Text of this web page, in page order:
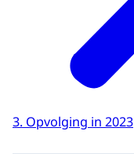
3. Opvolging in 2023